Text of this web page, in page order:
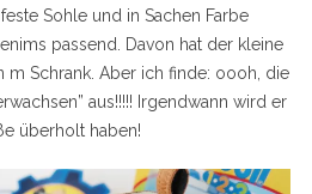
Sohle und in Sachen Farbe
passend. Davon hat der kleine
m Schrank. Aber ich finde: oooh, die
aus!!!!! Irgendwann wird er
überholt haben!